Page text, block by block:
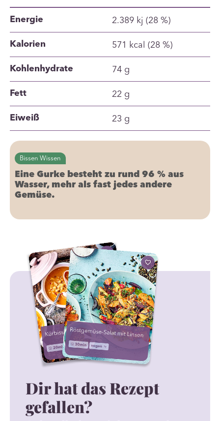
Energie 2.389 kj (28 %)
Kalorien 571 kcal (28 %)
Kohlenhydrate 74 g
Fett 22 g
Eiweiß 23 g
Bissen Wissen
Eine Gurke besteht zu rund 96 % aus
Wasser, mehr als fast jedes andere
Gemüse.
Dir hat das Rezept
gefallen?